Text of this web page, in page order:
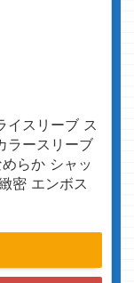
イスリーブ ス
ラースリーブ
らか シャッ
密 エンボス